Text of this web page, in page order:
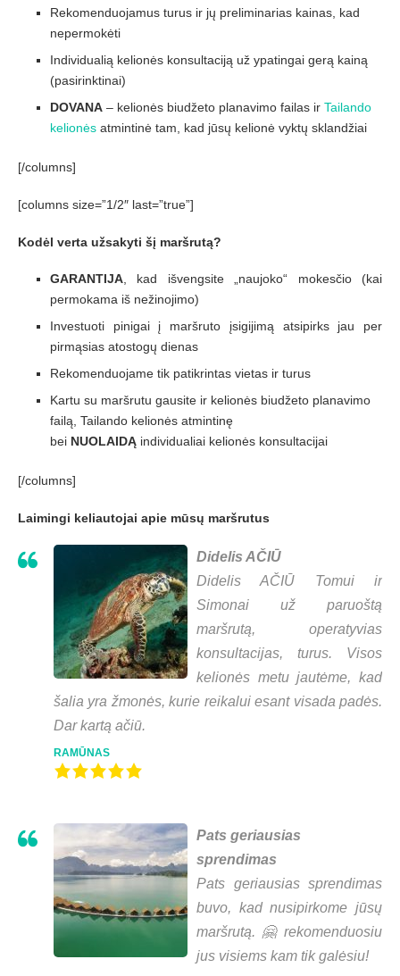
Rekomenduojamus turus ir jų preliminarias kainas, kad
nepermokėti
Individualią kelionės konsultaciją už ypatingai gerą kainą
(pasirinktinai)
DOVANA – kelionės biudžeto planavimo failas ir Tailando
kelionės atmintinė tam, kad jūsų kelionė vyktų sklandžiai
[/columns]
[columns size=”1/2″ last=”true”]
Kodėl verta užsakyti šį maršrutą?
GARANTIJA, kad išvengsite „naujoko“ mokesčio (kai
permokama iš nežinojimo)
Investuoti pinigai į maršruto įsigijimą atsipirks jau per
pirmąsias atostogų dienas
Rekomenduojame tik patikrintas vietas ir turus
Kartu su maršrutu gausite ir kelionės biudžeto planavimo
failą, Tailando kelionės atmintinę
bei NUOLAIDĄ individualiai kelionės konsultacijai
[/columns]
Laimingi keliautojai apie mūsų maršrutus
Didelis AČIŪ
Didelis AČIŪ Tomui ir
Simonai už paruoštą
maršrutą, operatyvias
konsultacijas, turus. Visos
kelionės metu jautėme, kad
šalia yra žmonės, kurie reikalui esant visada padės.
Dar kartą ačiū.
RAMŪNAS
Pats geriausias
sprendimas
Pats geriausias sprendimas
buvo, kad nusipirkome jūsų
maršrutą. 🤗 rekomenduosiu
jus visiems kam tik galėsiu!